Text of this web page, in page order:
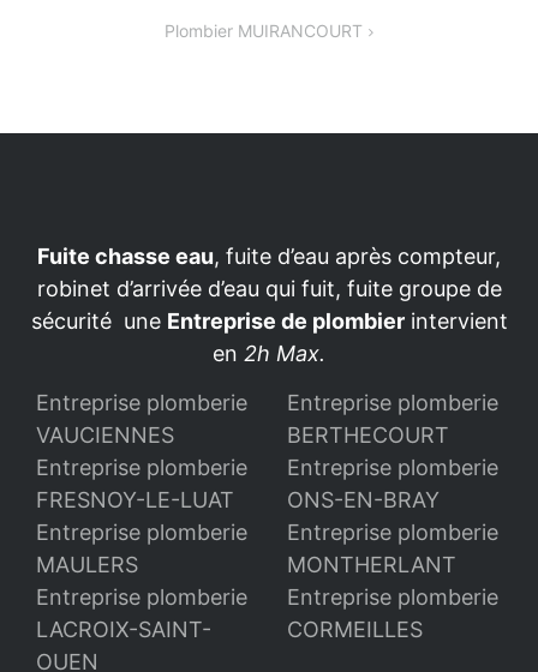
Plombier MUIRANCOURT
Fuite chasse eau, fuite d’eau après compteur,
robinet d’arrivée d’eau qui fuit, fuite groupe de
sécurité une Entreprise de plombierintervient
en 2h Max.
Entreprise plomberie
VAUCIENNES
Entreprise plomberie
BERTHECOURT
Entreprise plomberie
FRESNOY-LE-LUAT
Entreprise plomberie
ONS-EN-BRAY
Entreprise plomberie
MAULERS
Entreprise plomberie
MONTHERLANT
Entreprise plomberie
LACROIX-SAINT-
OUEN
Entreprise plomberie
CORMEILLES